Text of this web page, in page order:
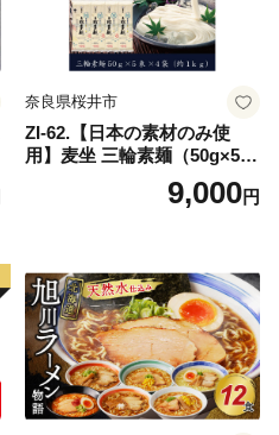
奈良県桜井市
ZI-62.【日本の素材のみ使
用】麦坐 三輪素麺（50g×5束
9,000円